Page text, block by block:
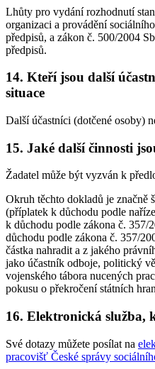
Lhůty pro vydání rozhodnutí
organizaci a provádění
předpisů, a zákon č. 500/2004
předpisů.
14. Kteří jsou další
situace
Další účastníci (dotčené osoby)
15. Jaké další činnosti
Žadatel může být vyzván k
Okruh těchto dokladů je značně
(příplatek k důchodu podle
k důchodu podle zákona č. 357/
důchodu podle zákona č. 357/
částka nahradit a z jakého
jako účastník odboje, politický
vojenského tábora nucených
pokusu o překročení státních
16. Elektronická služba,
Své dotazy můžete posílat na
pracovišť České správy